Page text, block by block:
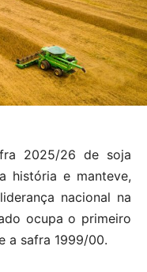
2025/26 de soja
história e manteve,
nacional na
ocupa o primeiro
a safra 1999/00.